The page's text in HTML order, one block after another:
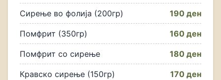
Сирење во фолија (200гр) 190 ден
Помфрит (350гр) 160 ден
Помфрит со сирење 180 ден
Кравско сирење (150гр) 170 ден